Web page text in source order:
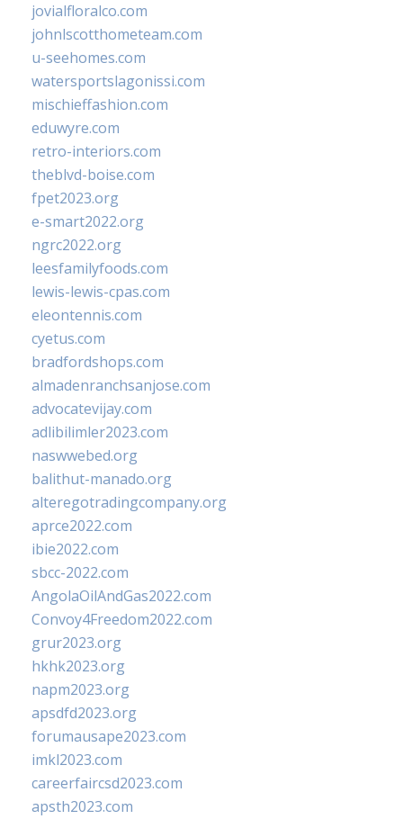
jovialfloralco.com
johnlscotthometeam.com
u-seehomes.com
watersportslagonissi.com
mischieffashion.com
eduwyre.com
retro-interiors.com
theblvd-boise.com
fpet2023.org
e-smart2022.org
ngrc2022.org
leesfamilyfoods.com
lewis-lewis-cpas.com
eleontennis.com
cyetus.com
bradfordshops.com
almadenranchsanjose.com
advocatevijay.com
adlibilimler2023.com
naswwebed.org
balithut-manado.org
alteregotradingcompany.org
aprce2022.com
ibie2022.com
sbcc-2022.com
AngolaOilAndGas2022.com
Convoy4Freedom2022.com
grur2023.org
hkhk2023.org
napm2023.org
apsdfd2023.org
forumausape2023.com
imkl2023.com
careerfaircsd2023.com
apsth2023.com